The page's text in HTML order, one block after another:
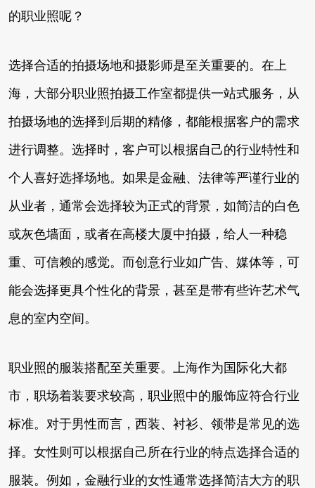
的职业照呢？
选择合适的拍摄场地和摄影师是至关重要的。在上
海，大部分职业照拍摄工作室都提供一站式服务，从
拍摄场地的选择到后期的精修，都能根据客户的需求
进行调整。选择时，客户可以根据自己的行业特性和
个人喜好选择场地。如果是金融、法律等严谨行业的
从业者，通常会选择较为正式的背景，如简洁的白色
或灰色墙面，或者在高楼大厦中拍摄，给人一种稳
重、可信赖的感觉。而创意行业如广告、媒体等，可
能会选择更具个性化的背景，甚至是带有些许艺术气
息的室内空间。
职业照的服装搭配至关重要。上海作为国际化大都
市，职场着装要求较高，职业照中的服饰应符合行业
标准。对于男性而言，西装、衬衫、领带是常见的选
择。女性则可以根据自己所在行业的特点选择合适的
服装。例如，金融行业的女性通常选择简洁大方的职